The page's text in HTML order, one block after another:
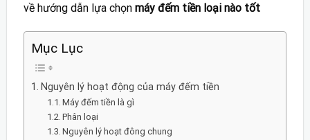
về hướng dẫn lựa chọn máy đếm tiền loại nào tốt
Mục Lục
Nguyên lý hoạt động của máy đếm tiền
Máy đếm tiền là gì
Phân loại
Nguyên lý hoạt đông chung